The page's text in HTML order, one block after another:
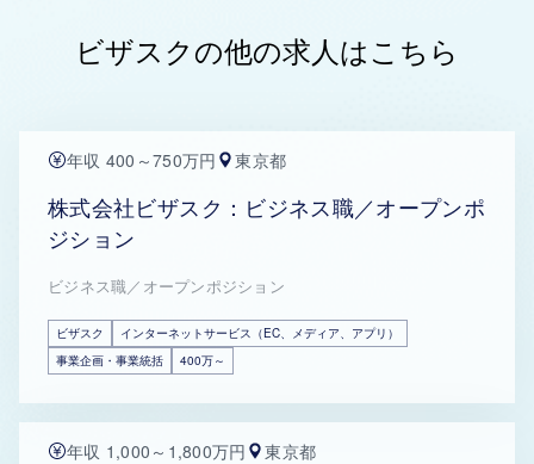
ビザスクの他の求人はこちら
年収 400～750万円 東京都
株式会社ビザスク：ビジネス職／オープンポ
ジション
ビジネス職／オープンポジション
ビザスク
インターネットサービス（EC、メディア、アプリ）
事業企画・事業統括
400万～
年収 1,000～1,800万円 東京都